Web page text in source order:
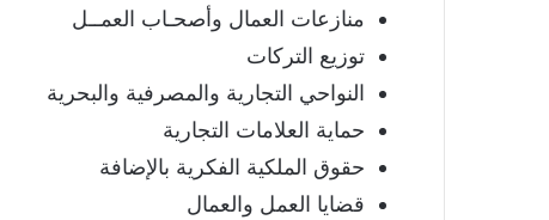
منازعات العمال وأصحـاب العمــل
توزيع التركات
النواحي التجارية والمصرفية والبحرية
حماية العلامات التجارية
حقوق الملكية الفكرية بالإضافة
قضايا العمل والعمال